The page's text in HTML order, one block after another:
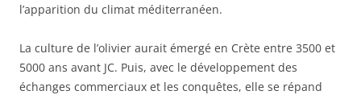
l’apparition du climat méditerranéen.
La culture de l’olivier aurait émergé en Crète entre 3500 et
5000 ans avant JC. Puis, avec le développement des
échanges commerciaux et les conquêtes, elle se répand